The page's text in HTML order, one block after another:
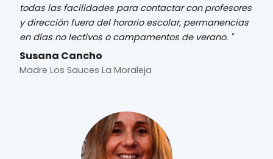
todas las facilidades para contactar con profesores
y dirección fuera del horario escolar, permanencias
en días no lectivos o campamentos de verano.
Susana Cancho
Madre Los Sauces La Moraleja